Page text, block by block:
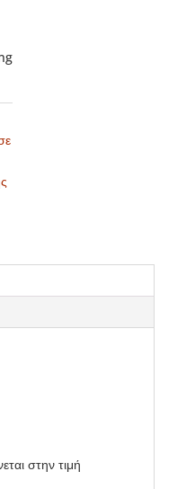
στην τιμή